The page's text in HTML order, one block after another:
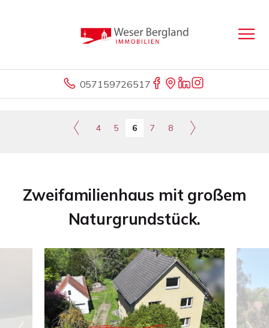
057159726517
4 5 6 7 8
Zweifamilienhaus mit großem
Naturgrundstück.